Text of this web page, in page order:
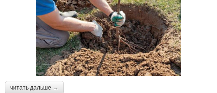
читать дальше →